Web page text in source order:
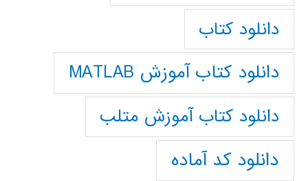
دانلود کتاب
دانلود کتاب آموزش MATLAB
دانلود کتاب آموزش متلب
دانلود کد آماده